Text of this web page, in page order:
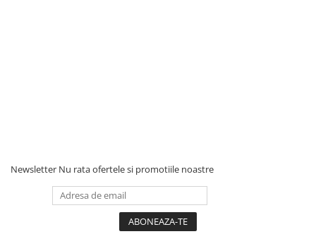
Newsletter Nu rata ofertele si promotiile noastre